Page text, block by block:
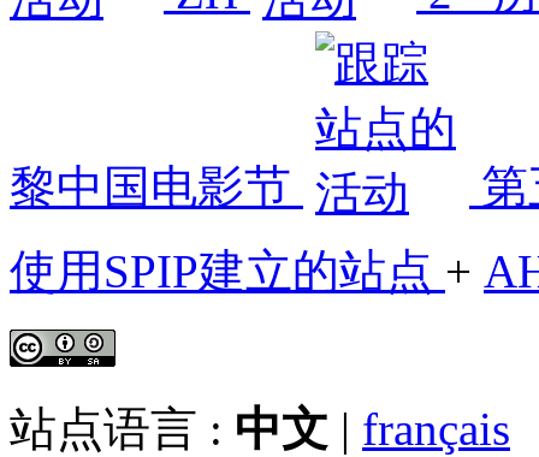
黎中国电影节
使用SPIP建立的站点 +
站点语言 : 中文 | français